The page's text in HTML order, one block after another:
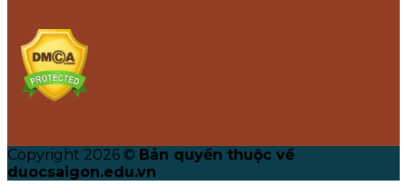
Copyright 2026 © Bản quyền thuộc về
duocsaigon.edu.vn